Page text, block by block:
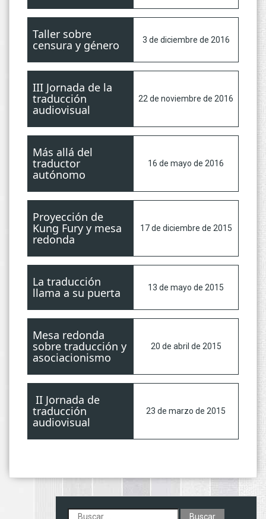
Taller sobre
censura y género 3 de diciembre de 2016
III Jornada de la
traducción
audiovisual
22 de noviembre de 2016
Más allá del
traductor
autónomo
16 de mayo de 2016
Proyección de
Kung Fury y mesa
redonda
17 de diciembre de 2015
La traducción
llama a su puerta 13 de mayo de 2015
Mesa redonda
sobre traducción y
asociacionismo
20 de abril de 2015
II Jornada de
traducción
audiovisual
23 de marzo de 2015
Buscar: